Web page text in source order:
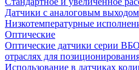
Датчики с аналоговым
Низкотемпературные
Оптические
Оптические датчики серии
отраслях для
Использование в датчиках